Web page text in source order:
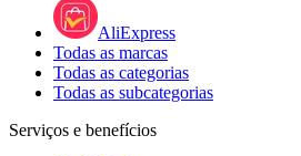
AliExpress
Todas as marcas
Todas as categorias
Todas as subcategorias
Serviços e benefícios